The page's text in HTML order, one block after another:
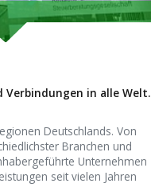
Verbin­dungen in alle Welt.
Deutschlands. Von
Branchen und
Untern­ehmen
seit vielen Jahren